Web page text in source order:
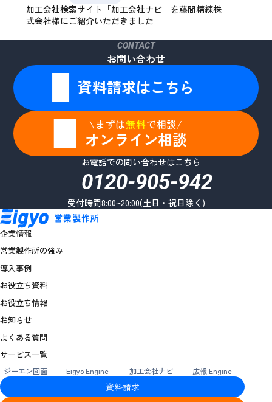
加工会社検索サイト「加工会社ナビ」を藤間精練株
式会社様にご紹介いただきました
CONTACT
お問い合わせ
資料請求はこちら
\まずは無料で相談/
オンライン相談
お電話での問い合わせはこちら
0120-905-942
受付時間8:00~20:00(土日・祝日除く)
資料請求
企業情報
営業製作所の強み
導入事例
お役立ち資料
お役立ち情報
お知らせ
よくある質問
サービス一覧
ジーエン図面 Eigyo Engine 加工会社ナビ 広報 Engine